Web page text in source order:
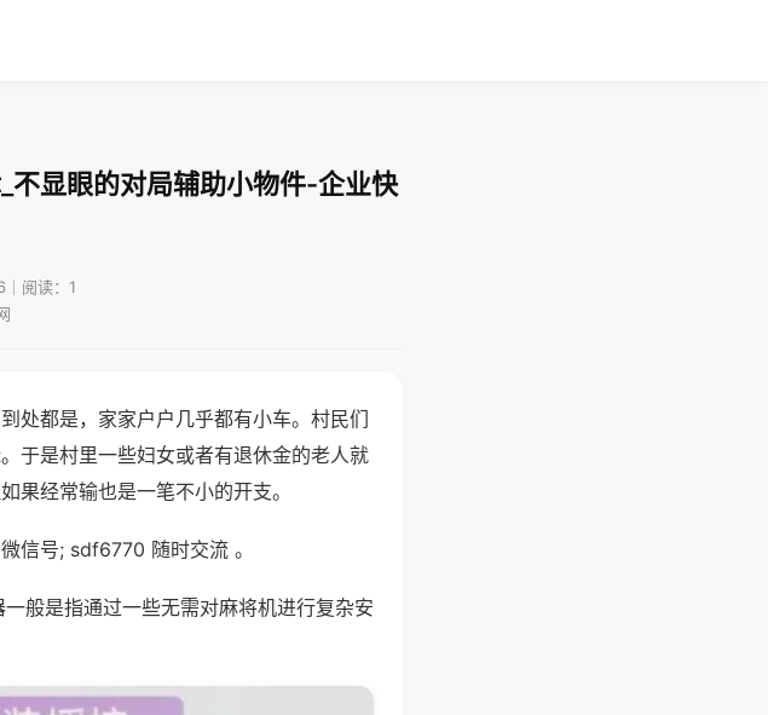
不显眼的对局辅助小物件-企业快
阅读：1
处都是，家家户户几乎都有小车。村民们
于是村里一些妇女或者有退休金的老人就
果经常输也是一笔不小的开支。
信号; sdf6770 随时交流 。
般是指通过一些无需对麻将机进行复杂安